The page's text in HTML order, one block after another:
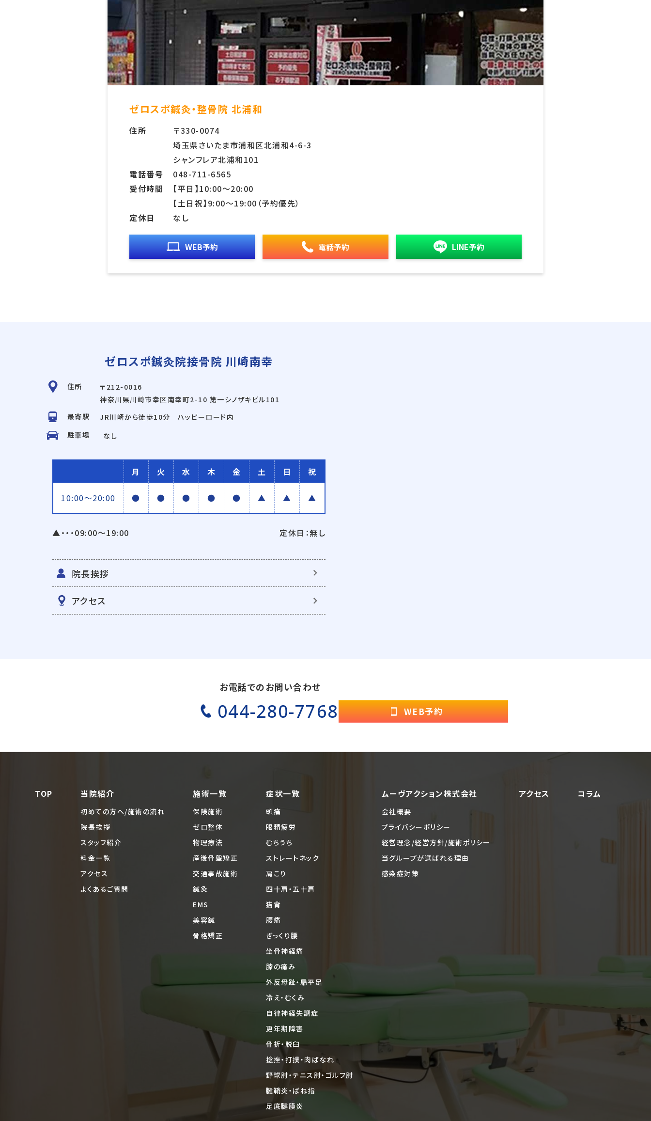
ゼロスポ鍼灸・整骨院 北浦和
住所
〒330-0074
埼玉県さいたま市浦和区北浦和4-6-3
シャンフレア北浦和101
電話番号
048-711-6565
受付時間
【平日】10:00〜20:00
【土日祝】9:00〜19:00（予約優先）
定休日
なし
WEB予約 電話予約 LINE予約
ゼロスポ鍼灸院接骨院 川崎南幸
住所
〒212-0016
神奈川県川崎市幸区南幸町2-10 第一シノザキビル101
最寄駅
JR川崎から徒歩10分 ハッピーロード内
駐車場
なし
月 火 水 木 金 土 日 祝
10:00〜20:00 ● ● ● ● ● ▲ ▲ ▲
▲・・・09:00〜19:00 定休日：無し
院長挨拶
アクセス
お電話でのお問い合わせ
044-280-7768 WEB予約
TOP 当院紹介
初めての方へ/施術の流れ
院長挨拶
スタッフ紹介
料金一覧
アクセス
よくあるご質問
施術一覧
保険施術
ゼロ整体
物理療法
産後骨盤矯正
交通事故施術
鍼灸
EMS
美容鍼
骨格矯正
症状一覧
頭痛
眼精疲労
むちうち
ストレートネック
肩こり
四十肩・五十肩
猫背
腰痛
ぎっくり腰
坐骨神経痛
膝の痛み
外反母趾・扁平足
冷え・むくみ
自律神経失調症
更年期障害
骨折・脱臼
捻挫・打撲・肉ばなれ
野球肘・テニス肘・ゴルフ肘
腱鞘炎・ばね指
足底腱膜炎
ムーヴアクション株式会社
会社概要
プライバシーポリシー
経営理念/経営方針/施術ポリシー
当グループが選ばれる理由
感染症対策
アクセス コラム